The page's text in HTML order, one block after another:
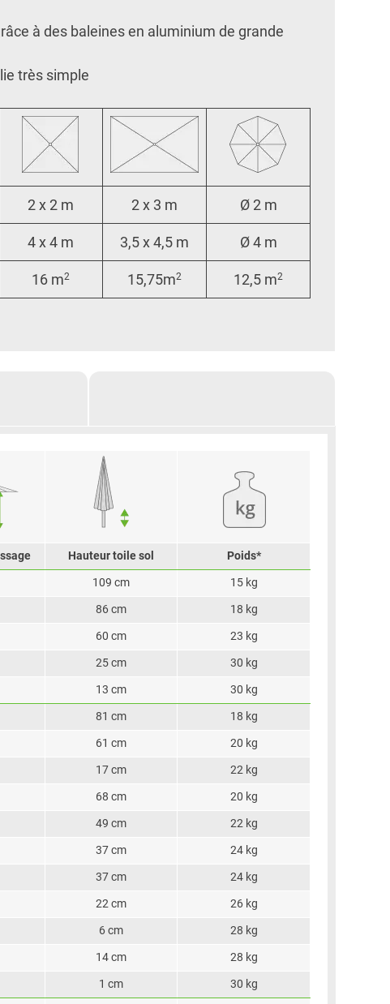
à des baleines en aluminium de grande
très simple
2 x 2 m 2 x 3 m Ø 2 m
4 x 4 m 3,5 x 4,5 m Ø 4 m
16 m2 15,75m2 12,5 m2
Hauteur toile sol
Poids*
109 cm
15 kg
86 cm
18 kg
60 cm
23 kg
25 cm
30 kg
13 cm
30 kg
81 cm
18 kg
61 cm
20 kg
17 cm
22 kg
68 cm
20 kg
49 cm
22 kg
37 cm
24 kg
37 cm
24 kg
22 cm
26 kg
6 cm
28 kg
14 cm
28 kg
1 cm
30 kg